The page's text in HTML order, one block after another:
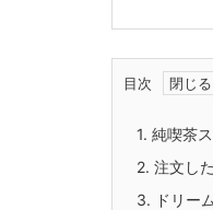
目次
1. 純喫茶
2. 注文し
3. ドリー